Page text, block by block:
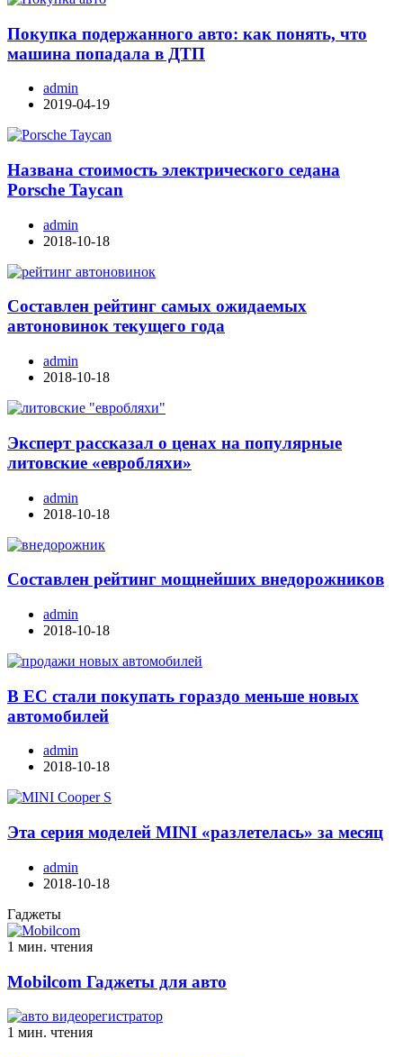
Покупка подержанного авто: как понять, что
машина попадала в ДТП
admin
2019-04-19
Названа стоимость электрического седана
Porsche Taycan
admin
2018-10-18
Составлен рейтинг самых ожидаемых
автоновинок текущего года
admin
2018-10-18
Эксперт рассказал о ценах на популярные
литовские «евробляхи»
admin
2018-10-18
Составлен рейтинг мощнейших внедорожников
admin
2018-10-18
В ЕС стали покупать гораздо меньше новых
автомобилей
admin
2018-10-18
Эта серия моделей MINI «разлетелась» за месяц
admin
2018-10-18
Гаджеты
1 мин. чтения
Mobilcom Гаджеты для авто
1 мин. чтения